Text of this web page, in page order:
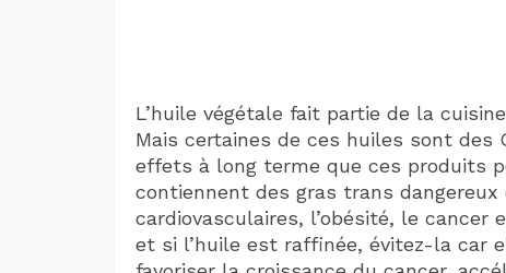
L’huile végétale fait partie de la
Mais certaines de ces huiles sont des
effets à long terme que ces produits
contiennent des gras trans
cardiovasculaires, l’obésité, le cancer
et si l’huile est raffinée, évitez-la car